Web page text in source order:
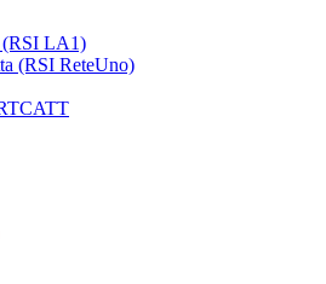
(RSI LA1)
(RSI ReteUno)